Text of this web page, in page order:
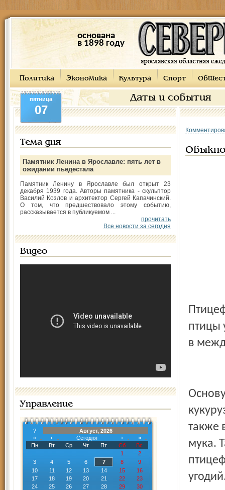
основана
в 1898 году
Политика Экономика Культура Спорт
Даты и события
пятница
07
Тема дня
Памятник Ленина в Ярославле: пять лет в
ожидании пьедестала
Памятник Ленину в Ярославле был открыт 23
декабря 1939 года. Авторы памятника - скульптор
Василий Козлов и архитектор Сергей Капачинский.
О том, что предшествовало этому событию,
рассказывается в публикуемом ...
прочитать
Все новости за сегодня
Видео
Управление
?
Август, 2026
«
‹ Сегодня ›
»
Пн
Вт Ср Чт Пт Сб
Вс
1
2
3
4 5 6 7 8
9
10
11 12 13 14 15
16
17
18 19 20 21 22
23
24
25 26 27 28 29
30
птицы
в
также
мука.